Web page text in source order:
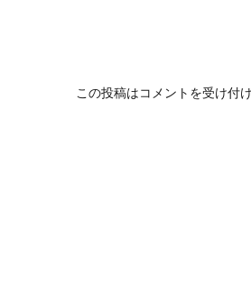
この投稿はコメントを受け付